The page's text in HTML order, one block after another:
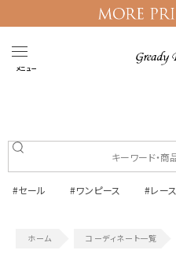
メニュー
#セール #ワンピース #レース
コーディネート一覧